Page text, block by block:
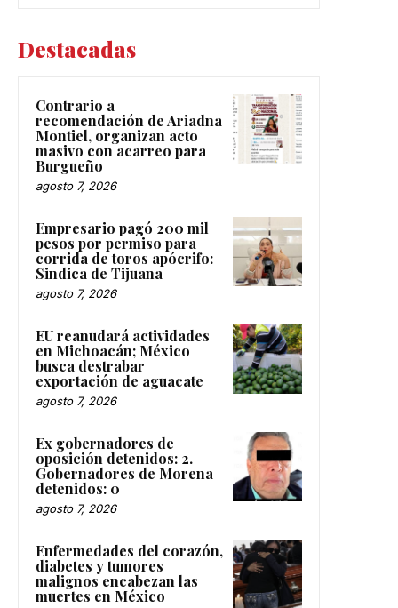
Destacadas
Contrario a
recomendación de Ariadna
Montiel, organizan acto
masivo con acarreo para
Burgueño
agosto 7, 2026
Empresario pagó 200 mil
pesos por permiso para
corrida de toros apócrifo:
Sindica de Tijuana
agosto 7, 2026
EU reanudará actividades
en Michoacán; México
busca destrabar
exportación de aguacate
agosto 7, 2026
Ex gobernadores de
oposición detenidos: 2.
Gobernadores de Morena
detenidos: 0
agosto 7, 2026
Enfermedades del corazón,
diabetes y tumores
malignos encabezan las
muertes en México